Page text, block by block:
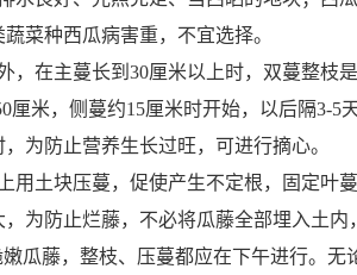
菜种西瓜病害重，不宜选择。
在主蔓长到30厘米以上时，双蔓整
米，侧蔓约15厘米时开始，以后隔3-
为防止营养生长过旺，可进行摘心。
土块压蔓，促使产生不定根，固定叶
为防止烂藤，不必将瓜藤全部埋入土
瓜藤，整枝、压蔓都应在下午进行。